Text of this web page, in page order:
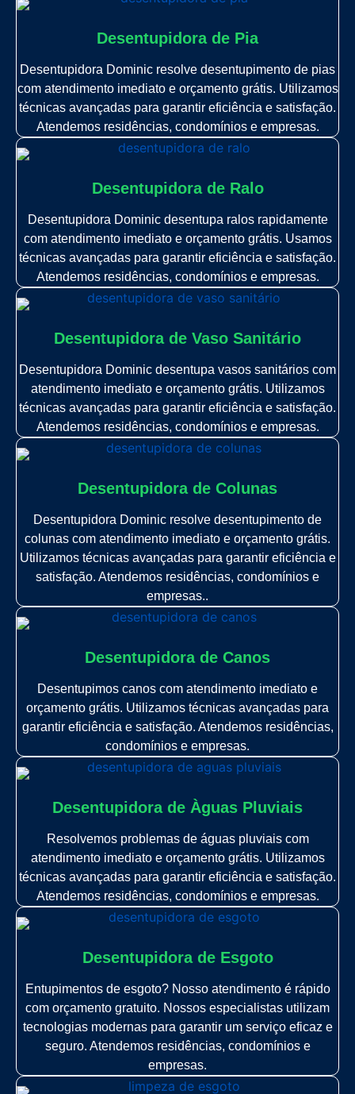
Desentupidora de Pia
Desentupidora Dominic resolve desentupimento de pias
com atendimento imediato e orçamento grátis. Utilizamos
técnicas avançadas para garantir eficiência e satisfação.
Atendemos residências, condomínios e empresas.
Desentupidora de Ralo
Desentupidora Dominic desentupa ralos rapidamente
com atendimento imediato e orçamento grátis. Usamos
técnicas avançadas para garantir eficiência e satisfação.
Atendemos residências, condomínios e empresas.
Desentupidora de Vaso Sanitário
Desentupidora Dominic desentupa vasos sanitários com
atendimento imediato e orçamento grátis. Utilizamos
técnicas avançadas para garantir eficiência e satisfação.
Atendemos residências, condomínios e empresas.
Desentupidora de Colunas
Desentupidora Dominic resolve desentupimento de
colunas com atendimento imediato e orçamento grátis.
Utilizamos técnicas avançadas para garantir eficiência e
satisfação. Atendemos residências, condomínios e
empresas..
Desentupidora de Canos
Desentupimos canos com atendimento imediato e
orçamento grátis. Utilizamos técnicas avançadas para
garantir eficiência e satisfação. Atendemos residências,
condomínios e empresas.
Desentupidora de Àguas Pluviais
Resolvemos problemas de águas pluviais com
atendimento imediato e orçamento grátis. Utilizamos
técnicas avançadas para garantir eficiência e satisfação.
Atendemos residências, condomínios e empresas.
Desentupidora de Esgoto
Entupimentos de esgoto? Nosso atendimento é rápido
com orçamento gratuito. Nossos especialistas utilizam
tecnologias modernas para garantir um serviço eficaz e
seguro. Atendemos residências, condomínios e
empresas.